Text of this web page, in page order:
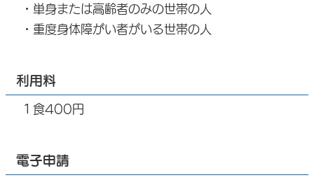
・単身または高齢者のみの世帯の人
・重度身体障がい者がいる世帯の人
利用料
１食400円
電子申請